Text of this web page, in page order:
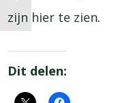
zijn hier te zien.
Dit delen: